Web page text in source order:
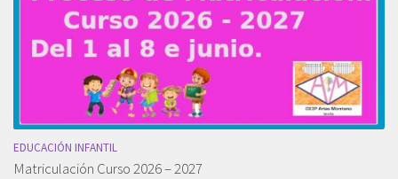
EDUCACIÓN INFANTIL
Matriculación Curso 2026 – 2027